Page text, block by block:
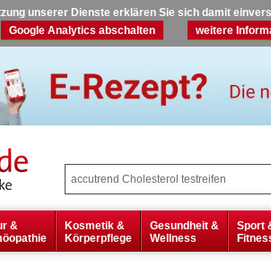
unserer Dienste erklären Sie sich damit
Google Analytics abschalten
weitere
&
Kosmetik &
Körperpflege
Gesundheit &
Wellness
Sport